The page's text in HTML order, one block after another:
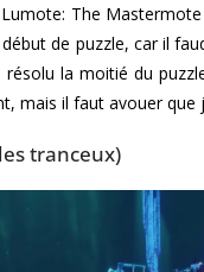
The
de puzzle, car il
la moitié du
mais il faut avouer que
tranceux)